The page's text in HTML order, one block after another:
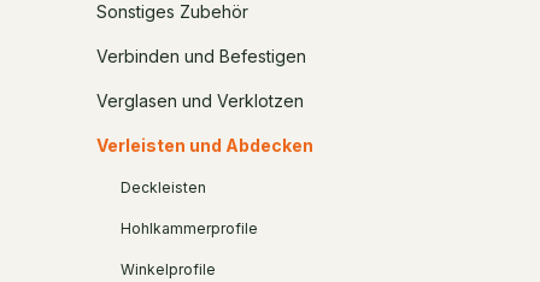
Sonstiges Zubehör
Verbinden und Befestigen
Verglasen und Verklotzen
Verleisten und Abdecken
Deckleisten
Hohlkammerprofile
Winkelprofile